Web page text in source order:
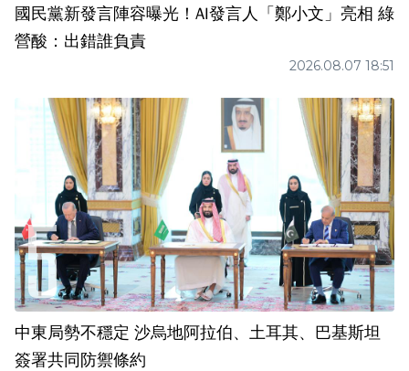
國民黨新發言陣容曝光！AI發言人「鄭小文」亮相 綠
營酸：出錯誰負責
2026.08.07 18:51
中東局勢不穩定 沙烏地阿拉伯、土耳其、巴基斯坦
簽署共同防禦條約